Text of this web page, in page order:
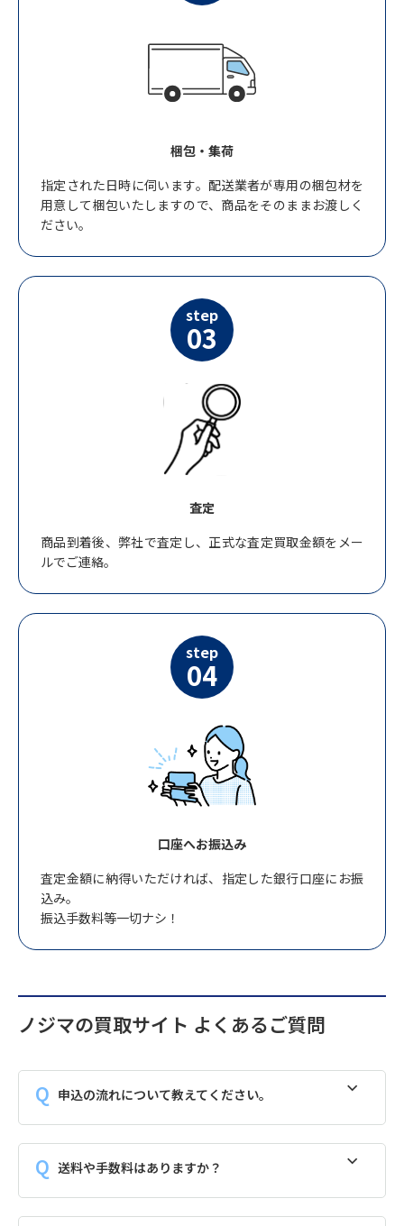
梱包・集荷
指定された日時に伺います。配送業者が専用の梱包材を
用意して梱包いたしますので、商品をそのままお渡しく
ださい。
step
03
査定
商品到着後、弊社で査定し、正式な査定買取金額をメー
ルでご連絡。
step
04
口座へお振込み
査定金額に納得いただければ、指定した銀行口座にお振
込み。
振込手数料等一切ナシ！
ノジマの買取サイト よくあるご質問
申込の流れについて教えてください。
送料や手数料はありますか？